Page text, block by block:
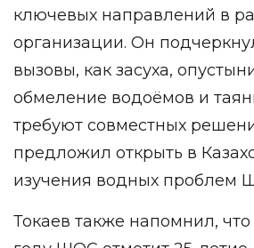
ключевых направлений в
организации. Он
вызовы, как засуха,
обмеление водоёмов и
требуют совместных
предложил открыть в
изучения водных проблем
Токаев также напомнил,